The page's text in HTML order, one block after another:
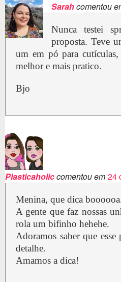
Sarahcomentou
Nunca testei
proposta. Teve
um em pó para cutículas,
melhor e mais pratico.
Bjo
Plasticaholiccomentou em 24
Menina, que dica
A gente que faz nossas
rola um bifinho hehehe.
Adoramos saber que
detalhe.
Amamos a dica!